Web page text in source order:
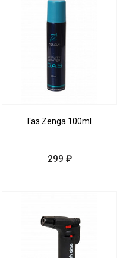
Газ Zenga 100ml
299 ₽